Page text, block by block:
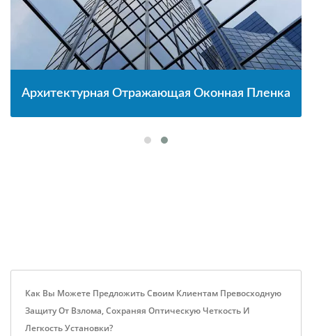
Архитектурная Отражающая Оконная Пленка
Как Вы Можете Предложить Своим Клиентам Превосходную
Защиту От Взлома, Сохраняя Оптическую Четкость И
Легкость Установки?